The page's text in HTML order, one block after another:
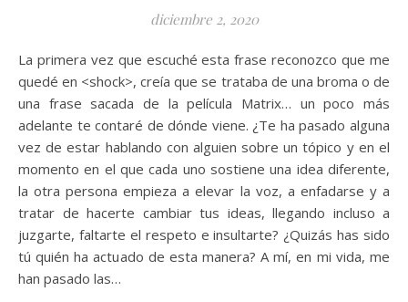
diciembre 2, 2020
La primera vez que escuché esta frase reconozco que me
quedé en <shock>, creía que se trataba de una broma o de
una frase sacada de la película Matrix… un poco más
adelante te contaré de dónde viene. ¿Te ha pasado alguna
vez de estar hablando con alguien sobre un tópico y en el
momento en el que cada uno sostiene una idea diferente,
la otra persona empieza a elevar la voz, a enfadarse y a
tratar de hacerte cambiar tus ideas, llegando incluso a
juzgarte, faltarte el respeto e insultarte? ¿Quizás has sido
tú quién ha actuado de esta manera? A mí, en mi vida, me
han pasado las…